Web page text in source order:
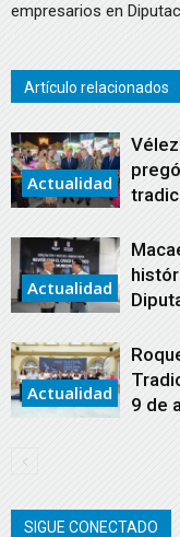
empresarios en
Artículo relacionados
Actualidad
Actualidad
Actualidad
9 de
SIGUE CONECTADO